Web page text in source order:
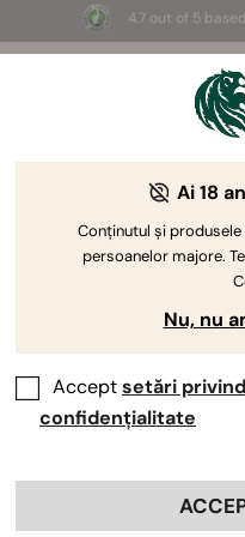
4.7 out of 5
3 semințe White
Ghidul de
de
Ghidul de
Royal
S-au dus zilele cu
așteptări. Suntem
Ai 18
Conținutul și
persoanelor majore.
Nu, nu
Acceptsetări
confidențialitate